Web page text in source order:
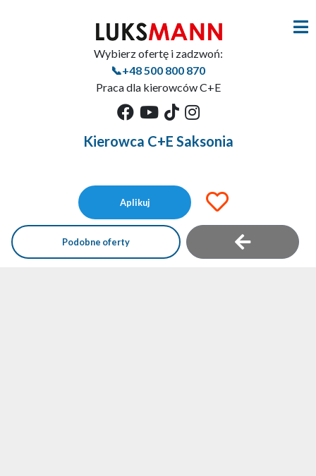
Wybierz ofertę i zadzwoń:
📞+48 500 800 870
Praca dla kierowców C+E
Kierowca C+E Saksonia
Aplikuj
Podobne oferty